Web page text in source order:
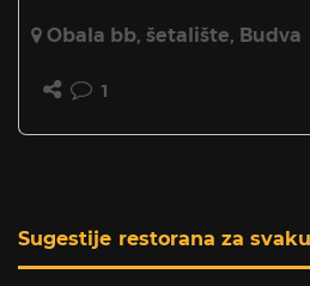
Obala bb, šetalište, Budva
1
Sugestije restorana za